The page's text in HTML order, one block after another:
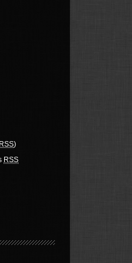
RSS)
RSS